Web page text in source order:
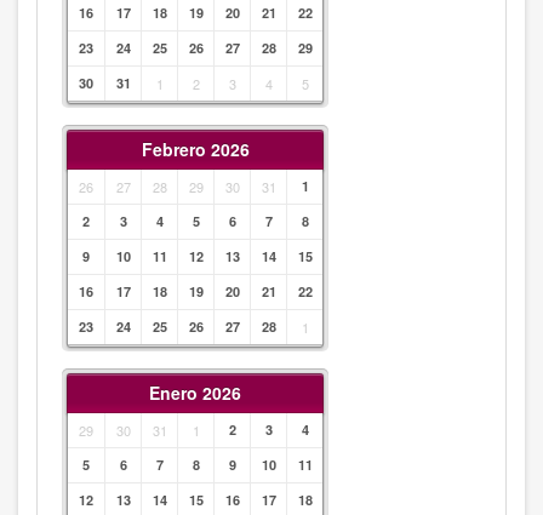
16
17 18 19 20 21
22
23
24 25 26 27 28
29
30
31 1 2 3 4 5
Febrero 2026
26 27 28 29 30 31
1
2
3 4 5 6 7
8
9
10 11 12 13 14
15
16
17 18 19 20 21
22
23
24 25 26 27 28 1
Enero 2026
29 30 31 1 2 3
4
5
6 7 8 9 10
11
12
13 14 15 16 17
18